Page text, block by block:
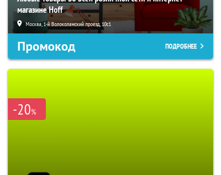
магазине Hoff
Москва, 1-й Волоколамский проезд, 10с1
Промокод ПОДРОБНЕЕ
-20%